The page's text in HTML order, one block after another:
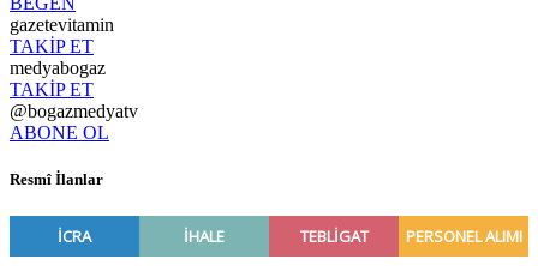
gazetevitamin
TAKİP ET
medyabogaz
TAKİP ET
@bogazmedyatv
ABONE OL
Resmî İlanlar